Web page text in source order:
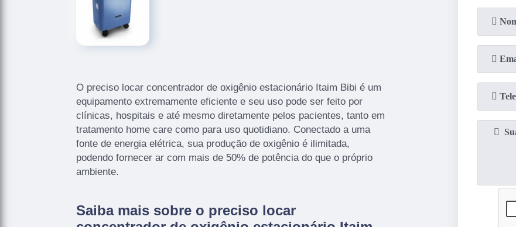
O preciso locar concentrador de oxigênio estacionário Itaim Bibi é um
equipamento extremamente eficiente e seu uso pode ser feito por
clínicas, hospitais e até mesmo diretamente pelos pacientes, tanto em
tratamento home care como para uso quotidiano. Conectado a uma
fonte de energia elétrica, sua produção de oxigênio é ilimitada,
podendo fornecer ar com mais de 50% de potência do que o próprio
ambiente.
Saiba mais sobre o preciso locar